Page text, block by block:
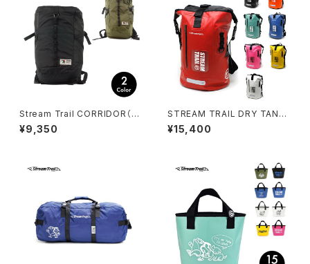
Stream Trail CORRIDOR（コ
リドー）
¥9,350
STREAM TRAIL DRY TANK
25L D2(ドライタンクD2)
¥15,400